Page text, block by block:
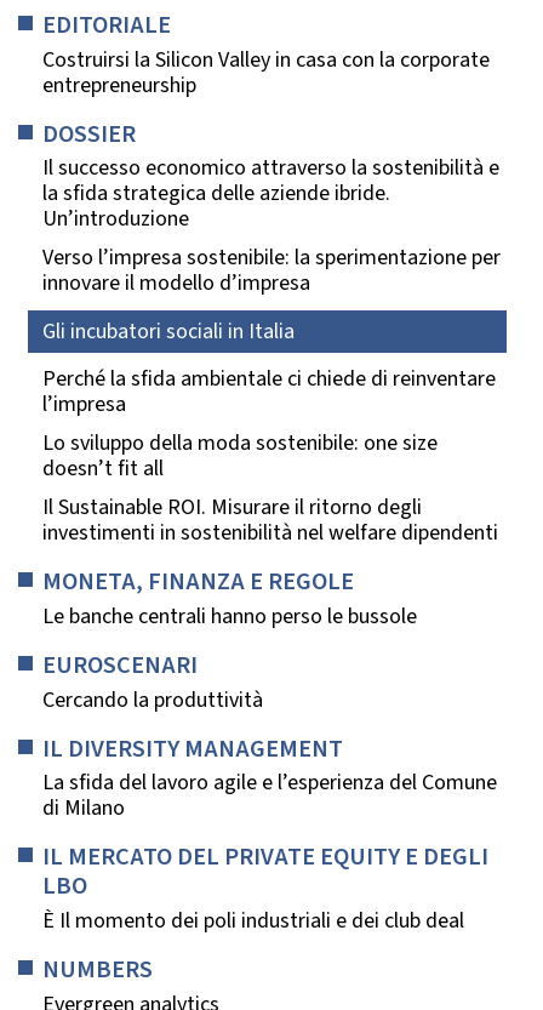
EDITORIALE
Costruirsi la Silicon Valley in casa con la corporate
entrepreneurship
DOSSIER
Il successo economico attraverso la sostenibilità e
la sfida strategica delle aziende ibride.
Un’introduzione
Verso l’impresa sostenibile: la sperimentazione per
innovare il modello d’impresa
Gli incubatori sociali in Italia
Perché la sfida ambientale ci chiede di reinventare
l’impresa
Lo sviluppo della moda sostenibile: one size
doesn’t fit all
Il Sustainable ROI. Misurare il ritorno degli
investimenti in sostenibilità nel welfare dipendenti
MONETA, FINANZA E REGOLE
Le banche centrali hanno perso le bussole
EUROSCENARI
Cercando la produttività
IL DIVERSITY MANAGEMENT
La sfida del lavoro agile e l’esperienza del Comune
di Milano
IL MERCATO DEL PRIVATE EQUITY E DEGLI
LBO
È Il momento dei poli industriali e dei club deal
NUMBERS